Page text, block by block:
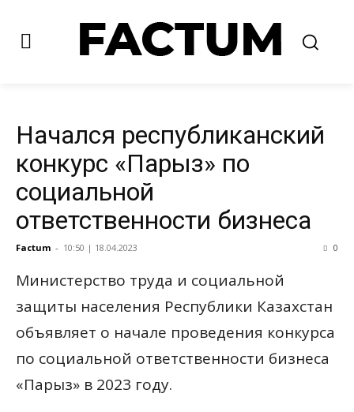
Начался республиканский
конкурс «Парыз» по
социальной
ответственности бизнеса
Factum - 10:50 | 18.04.2023 0
Министерство труда и социальной
защиты населения Республики Казахстан
объявляет о начале проведения конкурса
по социальной ответственности бизнеса
«Парыз» в 2023 году.